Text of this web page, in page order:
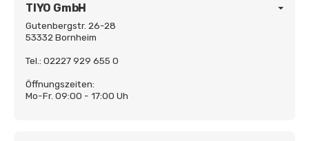
TIYO GmbH
Gutenbergstr. 26-28
53332 Bornheim
Tel.: 02227 929 655 0
Öffnungszeiten:
Mo-Fr. 09:00 - 17:00 Uh